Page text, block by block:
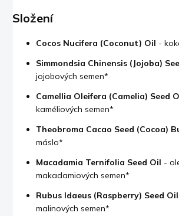
Složení
Cocos Nucifera (Coconut) Oil -
Simmondsia Chinensis (Jojoba)
jojobových semen*
Camellia Oleifera (Camelia) Seed
kaméliových semen*
Theobroma Cacao Seed (Cocoa)
máslo*
Macadamia Ternifolia Seed Oil -
makadamiových semen*
Rubus Idaeus (Raspberry) Seed Oil
malinových semen*